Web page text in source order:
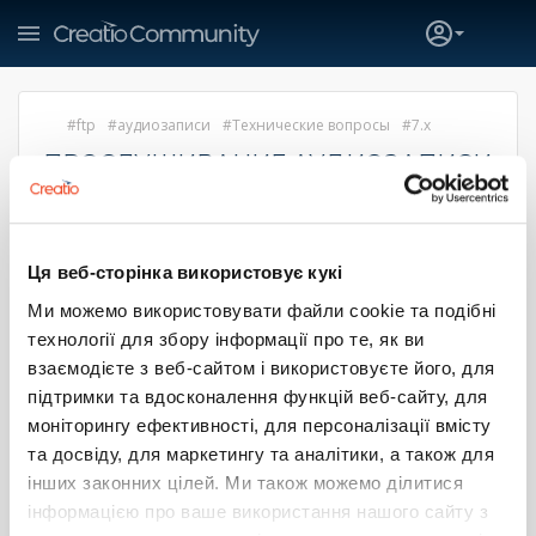
Ця веб-сторінка використовує кукі
Ми можемо використовувати файли cookie та подібні
технології для збору інформації про те, як ви
взаємодієте з веб-сайтом і використовуєте його, для
підтримки та вдосконалення функцій веб-сайту, для
моніторингу ефективності, для персоналізації вмісту
та досвіду, для маркетингу та аналітики, а також для
інших законних цілей. Ми також можемо ділитися
інформацією про ваше використання нашого сайту з
ftp аудиозаписи Технические вопросы 7.x
ПРОСЛУШИВАНИЕ АУДИОЗАПИСИ
С FTP СЕРВЕРА С АВТОРИЗАЦИЕЙ
У нас записи звонков выкладываются на ftp сервер с
авторизацией. Нам нужно чтобы эти аудиозаписи можно
было прослушать из bpm. Мы пробовали добавить в
адрес логин и пароль, но при первом прослушивании
браузер всё равно выводит форму авторизации.
Возможно есть способ авторизоваться в фоне при входе
пользователя?
0 1